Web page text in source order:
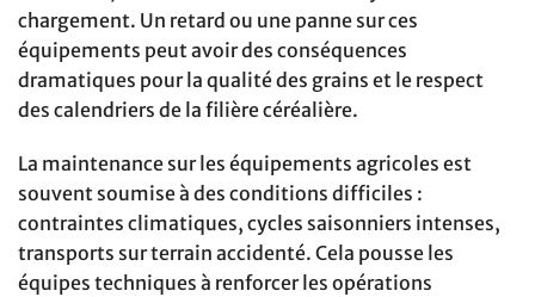
chargement. Un retard ou une panne sur ces
équipements peut avoir des conséquences
dramatiques pour la qualité des grains et le respect
des calendriers de la filière céréalière.
La maintenance sur les équipements agricoles est
souvent soumise à des conditions difficiles :
contraintes climatiques, cycles saisonniers intenses,
transports sur terrain accidenté. Cela pousse les
équipes techniques à renforcer les opérations